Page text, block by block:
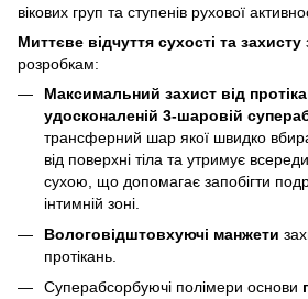
вікових груп та ступенів рухової
Миттєве відчуття сухості та захисту
розробкам:
Максимальний захист від
удосконаленій 3-шаровій
трансферний шар якої швидко
від поверхні тіла та утримує
сухою, що допомагає запобігти
інтимній зоні.
Вологовідштовхуючі манжети
протікань.
Суперабсорбуючі полімери основи